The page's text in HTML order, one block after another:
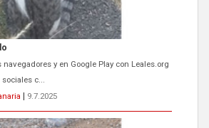
de 4 años,esterilizada con marca de
pero miedosa,e...
9.7.2025